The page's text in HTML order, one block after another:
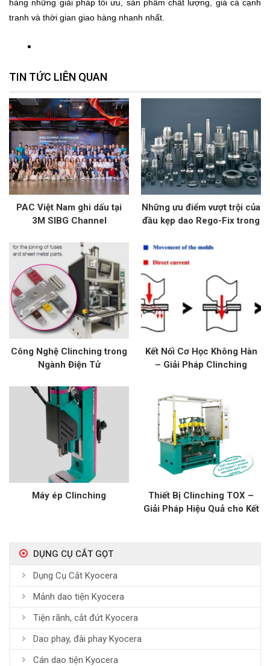
hàng những giải pháp tối ưu, sản phẩm chất lượng, giá cả cạnh
tranh và thời gian giao hàng nhanh nhất.
TIN TỨC LIÊN QUAN
PAC Việt Nam ghi dấu tại
3M SIBG Channel
cập nhật và bứt phá cùng
3M
Những ưu điểm vượt trội của
đầu kẹp dao Rego-Fix trong
Công Nghệ Clinching trong
Ngành Điện Tử
Kết Nối Cơ Học Không Hàn
– Giải Pháp Clinching
Máy ép Clinching
Thiết Bị Clinching TOX –
Giải Pháp Hiệu Quả cho Kết
DỤNG CỤ CẮT GỌT
Dụng Cụ Cắt Kyocera
Mảnh dao tiện Kyocera
Tiện rãnh, cắt đứt Kyocera
Dao phay, đài phay Kyocera
Cán dao tiện Kyocera